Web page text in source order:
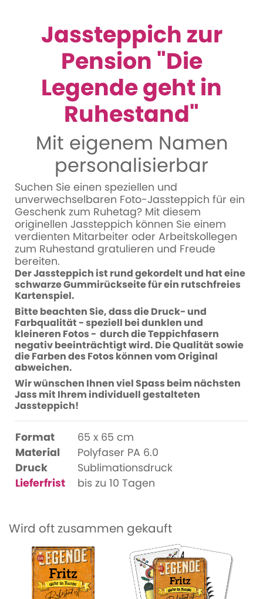
Jassteppich zur
Pension "Die
Legende geht in
Ruhestand"
Mit eigenem Namen
personalisierbar
Suchen Sie einen speziellen und
unverwechselbaren Foto-Jassteppich für ein
Geschenk zum Ruhetag? Mit diesem
originellen Jassteppich können Sie einem
verdienten Mitarbeiter oder Arbeitskollegen
zum Ruhestand gratulieren und Freude
bereiten.
Der Jassteppich ist rund gekordelt und hat eine
schwarze Gummirückseite für ein rutschfreies
Kartenspiel.
Bitte beachten Sie, dass die Druck- und
Farbqualität - speziell bei dunklen und
kleineren Fotos - durch die Teppichfasern
negativ beeinträchtigt wird. Die Qualität sowie
die Farben des Fotos können vom Original
abweichen.
Wir wünschen Ihnen viel Spass beim nächsten
Jass mit Ihrem individuell gestalteten
Jassteppich!
Format
65 x 65 cm
Material
Polyfaser PA 6.0
Druck
Sublimationsdruck
Lieferfrist
bis zu 10 Tagen
Wird oft zusammen gekauft